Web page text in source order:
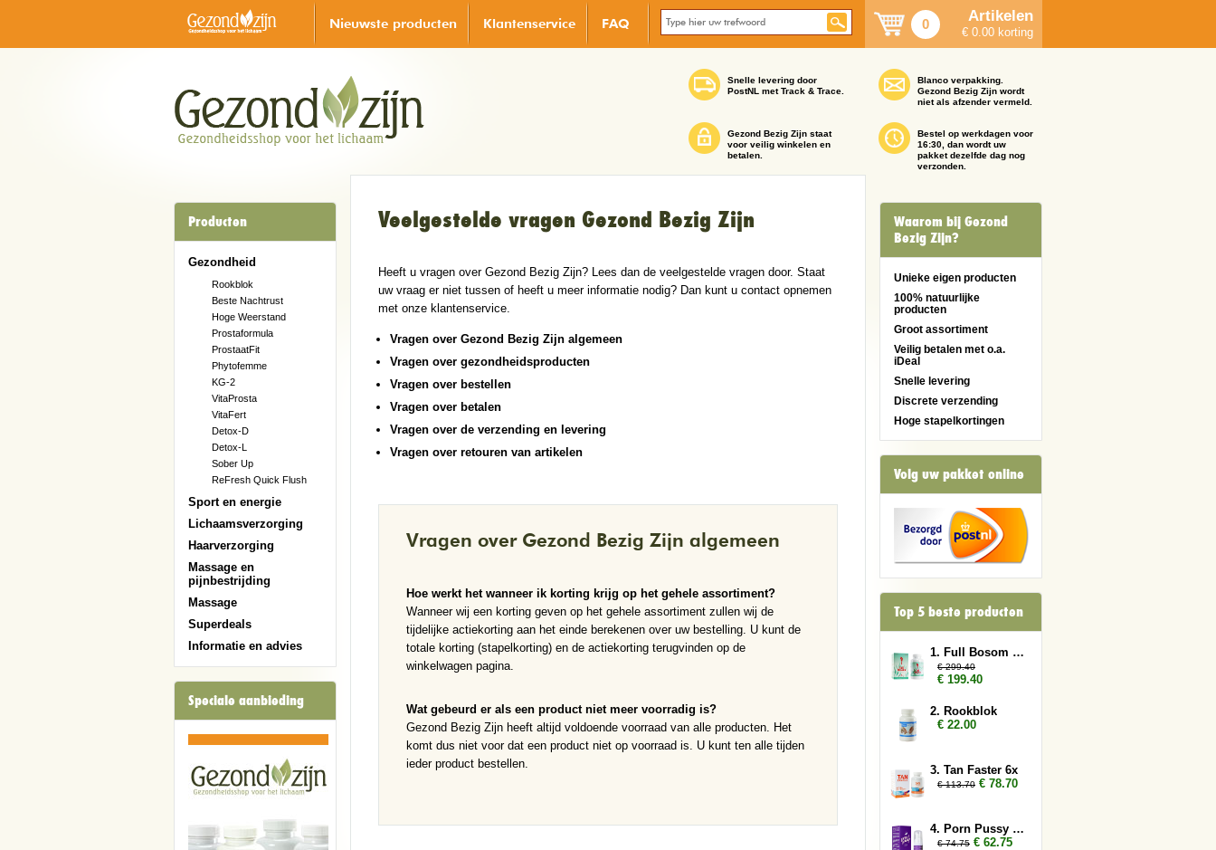
Nieuwste producten Klantenservice FAQ 0 Artikelen
€ 0.00 korting
Snelle levering door
PostNL met Track & Trace.
Gezond Bezig Zijn staat
voor veilig winkelen en
betalen.
Blanco verpakking.
Gezond Bezig Zijn wordt
niet als afzender vermeld.
Bestel op werkdagen voor
16:30, dan wordt uw
pakket dezelfde dag nog
verzonden.
Producten
Gezondheid
Rookblok
Beste Nachtrust
Hoge Weerstand
Prostaformula
ProstaatFit
Phytofemme
KG-2
VitaProsta
VitaFert
Detox-D
Detox-L
Sober Up
ReFresh Quick Flush
Sport en energie
Lichaamsverzorging
Haarverzorging
Massage en
pijnbestrijding
Massage
Superdeals
Informatie en advies
Speciale aanbieding
Veelgestelde vragen Gezond Bezig Zijn
Heeft u vragen over Gezond Bezig Zijn? Lees dan de veelgestelde vragen door. Staat
uw vraag er niet tussen of heeft u meer informatie nodig? Dan kunt u contact opnemen
met onze klantenservice.
Vragen over Gezond Bezig Zijn algemeen
Vragen over gezondheidsproducten
Vragen over bestellen
Vragen over betalen
Vragen over de verzending en levering
Vragen over retouren van artikelen
Vragen over Gezond Bezig Zijn algemeen
Hoe werkt het wanneer ik korting krijg op het gehele assortiment?
Wanneer wij een korting geven op het gehele assortiment zullen wij de
tijdelijke actiekorting aan het einde berekenen over uw bestelling. U kunt de
totale korting (stapelkorting) en de actiekorting terugvinden op de
winkelwagen pagina.
Wat gebeurd er als een product niet meer voorradig is?
Gezond Bezig Zijn heeft altijd voldoende voorraad van alle producten. Het
komt dus niet voor dat een product niet op voorraad is. U kunt ten alle tijden
ieder product bestellen.
Waarom bij Gezond
Bezig Zijn?
Unieke eigen producten
100% natuurlijke
producten
Groot assortiment
Veilig betalen met o.a.
iDeal
Snelle levering
Discrete verzending
Hoge stapelkortingen
Volg uw pakket online
Top 5 beste producten
1. Full Bosom 12x
€ 299.40
€ 199.40
2. Rookblok
€ 22.00
3. Tan Faster 6x
€ 113.70 € 78.70
4. Porn Pussy 5x
€ 74.75 € 62.75